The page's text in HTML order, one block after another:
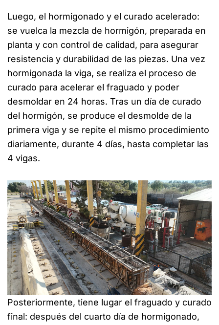
Luego, el hormigonado y el curado acelerado:
se vuelca la mezcla de hormigón, preparada en
planta y con control de calidad, para asegurar
resistencia y durabilidad de las piezas. Una vez
hormigonada la viga, se realiza el proceso de
curado para acelerar el fraguado y poder
desmoldar en 24 horas. Tras un día de curado
del hormigón, se produce el desmolde de la
primera viga y se repite el mismo procedimiento
diariamente, durante 4 días, hasta completar las
4 vigas.
Posteriormente, tiene lugar el fraguado y curado
final: después del cuarto día de hormigonado,